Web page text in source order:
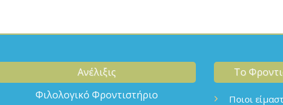
Ανέλιξις
Φιλολογικό Φροντιστήριο
Το
Ποιοι